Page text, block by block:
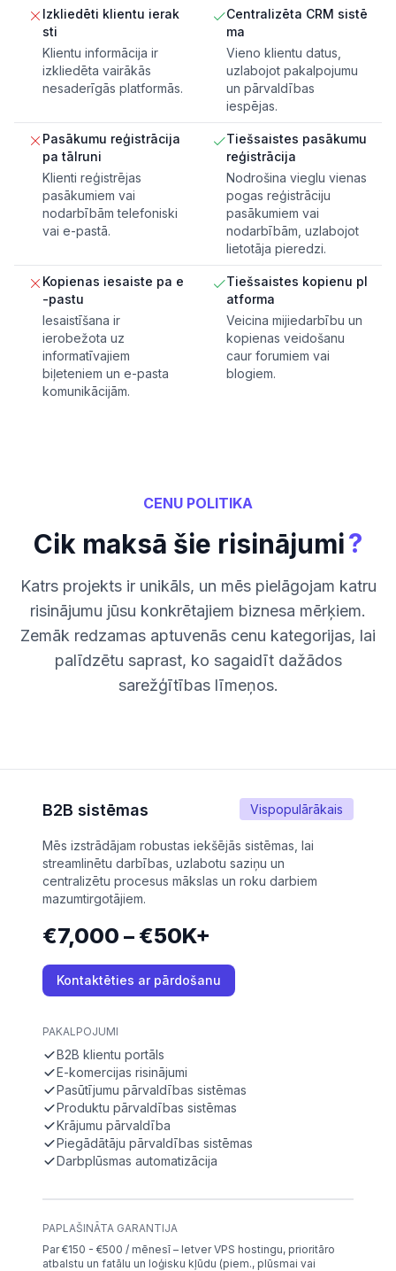
Izkliedēti klientu ierak
sti
Klientu informācija ir
izkliedēta vairākās
nesaderīgās platformās.
Centralizēta CRM sistē
ma
Vieno klientu datus,
uzlabojot pakalpojumu
un pārvaldības
iespējas.
Pasākumu reģistrācija
pa tālruni
Klienti reģistrējas
pasākumiem vai
nodarbībām telefoniski
vai e-pastā.
Tiešsaistes pasākumu
reģistrācija
Nodrošina vieglu vienas
pogas reģistrāciju
pasākumiem vai
nodarbībām, uzlabojot
lietotāja pieredzi.
Kopienas iesaiste pa e
-pastu
Iesaistīšana ir
ierobežota uz
informatīvajiem
biļeteniem un e-pasta
komunikācijām.
Tiešsaistes kopienu pl
atforma
Veicina mijiedarbību un
kopienas veidošanu
caur forumiem vai
blogiem.
CENU POLITIKA
Cik maksā šie risinājumi?
Katrs projekts ir unikāls, un mēs pielāgojam katru
risinājumu jūsu konkrētajiem biznesa mērķiem.
Zemāk redzamas aptuvenās cenu kategorijas, lai
palīdzētu saprast, ko sagaidīt dažādos
sarežģītības līmeņos.
Vispopulārākais
B2B sistēmas
Mēs izstrādājam robustas iekšējās sistēmas, lai
streamlinētu darbības, uzlabotu saziņu un
centralizētu procesus mākslas un roku darbiem
mazumtirgotājiem.
€7,000 – €50K+
Kontaktēties ar pārdošanu
PAKALPOJUMI
B2B klientu portāls
E-komercijas risinājumi
Pasūtījumu pārvaldības sistēmas
Produktu pārvaldības sistēmas
Krājumu pārvaldība
Piegādātāju pārvaldības sistēmas
Darbplūsmas automatizācija
PAPLAŠINĀTA GARANTIJA
Par €150 - €500 / mēnesī – Ietver VPS hostingu, prioritāro
atbalstu un fatālu un loģisku kļūdu (piem., plūsmai vai